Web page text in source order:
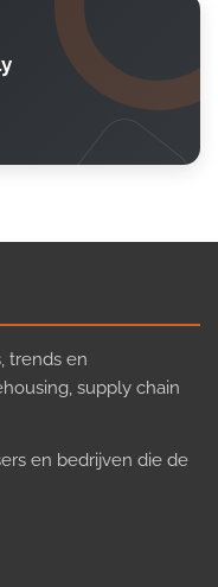
trends en
supply chain
en bedrijven die de